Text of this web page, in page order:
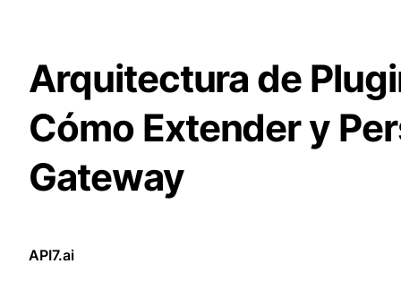
Arquitectura de
Cómo Extender y
Gateway
API7.ai